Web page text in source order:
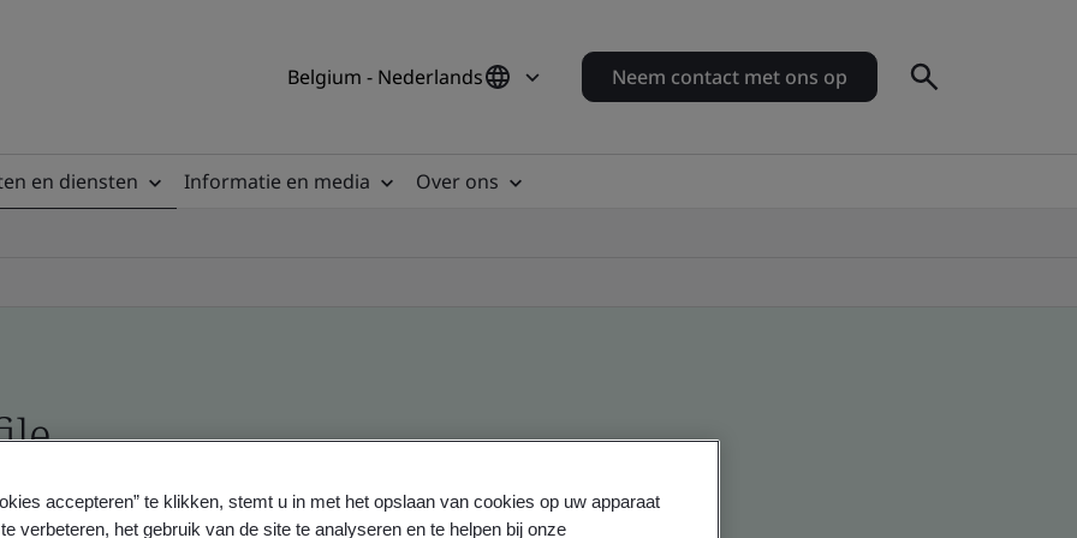
Belgium - Nederlands Neem contact met ons op
en diensten Informatie en media
Over ons
- Validation and Verification
accepteren” te klikken, stemt u in met het opslaan van cookies op uw apparaat
verbeteren, het gebruik van de site te analyseren en te helpen bij onze